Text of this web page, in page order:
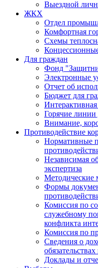
Выездной
ЖКХ
Отдел
Комфортная
Схемы
Для граждан
Фонд
Электронные
Отчет об
Бюджет для
Горячие линии
Внимание,
Противодействие
Нормативные
Независимая
экспертиза
Методические
Формы
Комиссия по
служебному
конфликта
Комиссия по
Сведения о
Доклады и